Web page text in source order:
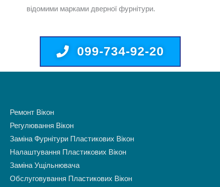
відомими марками дверної фурнітури.
099-734-92-20
Ремонт Вікон
Регулювання Вікон
Заміна Фурнітури Пластикових Вікон
Налаштування Пластикових Вікон
Заміна Ущільнювача
Обслуговування Пластикових Вікон